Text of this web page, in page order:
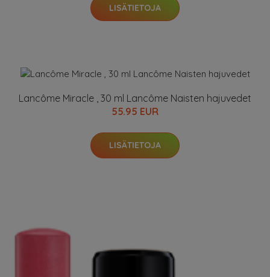
LISÄTIETOJA
Lancôme Miracle , 30 ml Lancôme Naisten hajuvedet
55.95 EUR
LISÄTIETOJA